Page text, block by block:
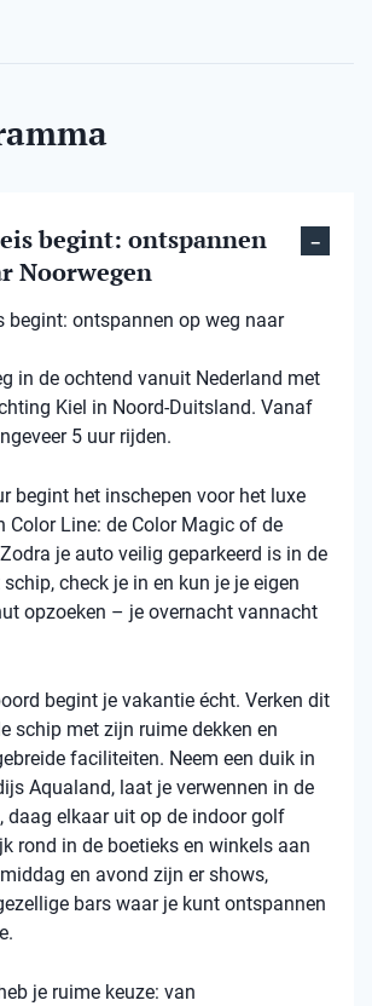
begint: ontspannen
Noorwegen
begint: ontspannen op weg naar
in de ochtend vanuit Nederland met
Kiel in Noord-Duitsland. Vanaf
5 uur rijden.
begint het inschepen voor het luxe
Color Line: de Color Magic of de
je auto veilig geparkeerd is in de
check je in en kun je je eigen
opzoeken – je overnacht vannacht
begint je vakantie écht. Verken dit
schip met zijn ruime dekken en
faciliteiten. Neem een duik in
Aqualand, laat je verwennen in de
daag elkaar uit op de indoor golf
rond in de boetieks en winkels aan
en avond zijn er shows,
bars waar je kunt ontspannen
je ruime keuze: van